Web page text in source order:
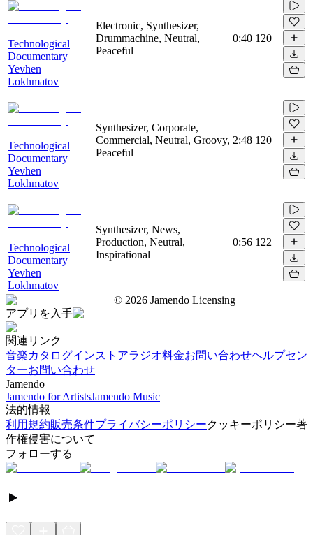
Technological
Documentary
Yevhen
Lokhmatov
Electronic, Synthesizer,
Drummachine, Neutral,
Peaceful
0:40 120
Technological
Documentary
Yevhen
Lokhmatov
Synthesizer, Corporate,
Commercial, Neutral, Groovy,
Peaceful
2:48 120
Technological
Documentary
Yevhen
Lokhmatov
Synthesizer, News,
Production, Neutral,
Inspirational
0:56 122
© 2026 Jamendo Licensing
アプリを入手
関連リンク
音楽カタログインストアラジオ料金お問い合わせヘルプセン
ターお問い合わせ
Jamendo
Jamendo for ArtistsJamendo Music
法的情報
利用規約販売条件プライバシーポリシークッキーポリシー著
作権侵害について
フォローする